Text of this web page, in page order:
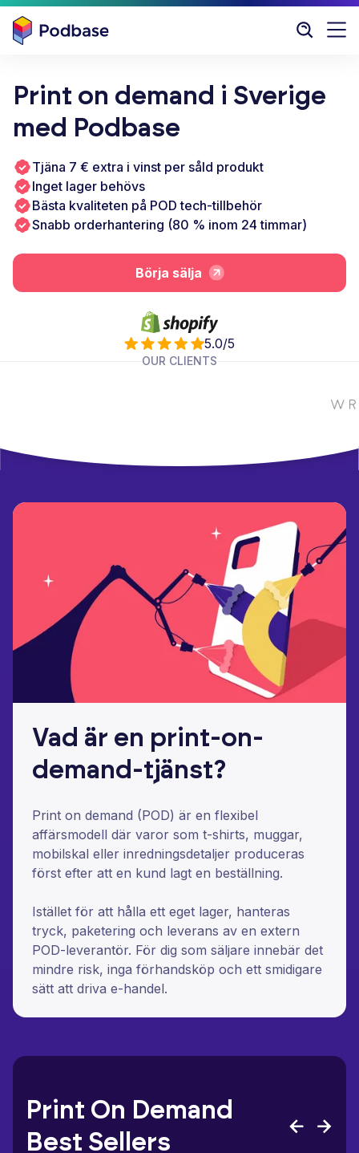
Print on demand i Sverige
med Podbase
Tjäna 7 € extra i vinst per såld produkt
Inget lager behövs
Bästa kvaliteten på POD tech-tillbehör
Snabb orderhantering (80 % inom 24 timmar)
Börja sälja
5.0/5
OUR CLIENTS
Vad är en print-on-
demand-tjänst?
Print on demand (POD) är en flexibel
affärsmodell där varor som t-shirts, muggar,
mobilskal eller inredningsdetaljer produceras
först efter att en kund lagt en beställning.
Istället för att hålla ett eget lager, hanteras
tryck, paketering och leverans av en extern
POD-leverantör. För dig som säljare innebär det
mindre risk, inga förhandsköp och ett smidigare
sätt att driva e-handel.
Print On Demand
Best Sellers